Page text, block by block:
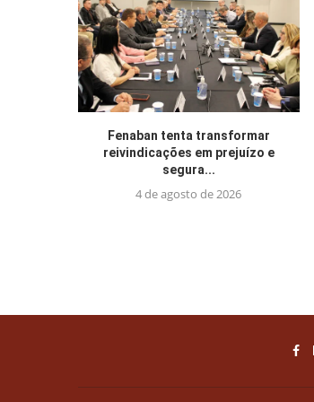
Fenaban tenta transformar
reivindicações em prejuízo e
segura...
4 de agosto de 2026